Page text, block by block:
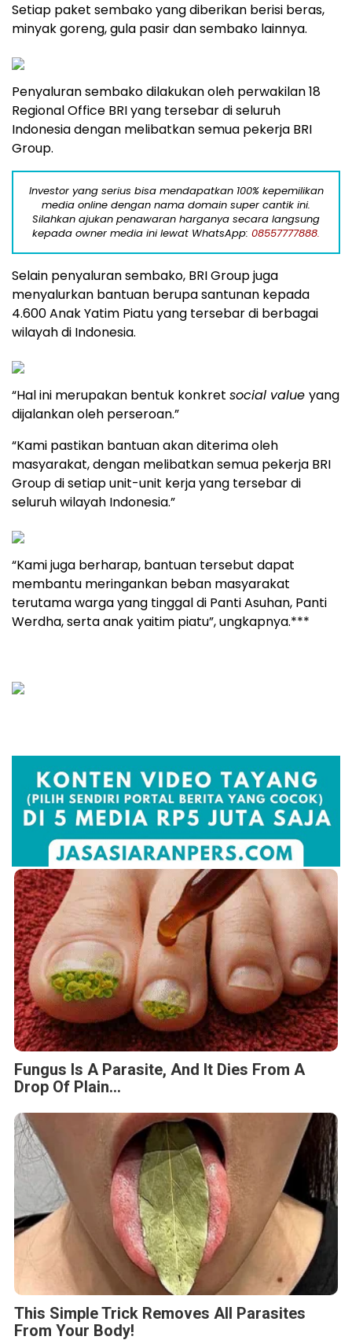
Setiap paket sembako yang diberikan berisi beras,
minyak goreng, gula pasir dan sembako lainnya.
Penyaluran sembako dilakukan oleh perwakilan 18
Regional Office BRI yang tersebar di seluruh
Indonesia dengan melibatkan semua pekerja BRI
Group.
Investor yang serius bisa mendapatkan 100% kepemilikan
media online dengan nama domain super cantik ini.
Silahkan ajukan penawaran harganya secara langsung
kepada owner media ini lewat WhatsApp: 08557777888.
Selain penyaluran sembako, BRI Group juga
menyalurkan bantuan berupa santunan kepada
4.600 Anak Yatim Piatu yang tersebar di berbagai
wilayah di Indonesia.
“Hal ini merupakan bentuk konkret social value yang
dijalankan oleh perseroan.”
“Kami pastikan bantuan akan diterima oleh
masyarakat, dengan melibatkan semua pekerja BRI
Group di setiap unit-unit kerja yang tersebar di
seluruh wilayah Indonesia.”
“Kami juga berharap, bantuan tersebut dapat
membantu meringankan beban masyarakat
terutama warga yang tinggal di Panti Asuhan, Panti
Werdha, serta anak yaitim piatu”, ungkapnya.***
Fungus Is A Parasite, And It Dies From A
Drop Of Plain...
This Simple Trick Removes All Parasites
From Your Body!